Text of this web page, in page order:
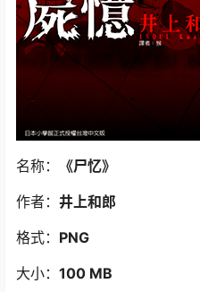
名称： 《尸忆》
作者： 井上和郎
格式： PNG
大小： 100 MB